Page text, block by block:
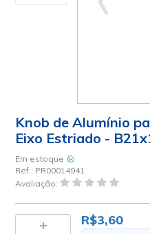
Knob de Alumínio
Eixo Estriado -
Em estoque
Ref.: PR00014941
Avaliação:
R$3,60